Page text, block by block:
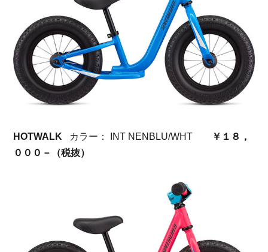
HOTWALK カラー： INT NENBLU/WHT
￥１８，
０００－（税抜）